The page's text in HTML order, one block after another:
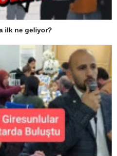
ilk ne geliyor?